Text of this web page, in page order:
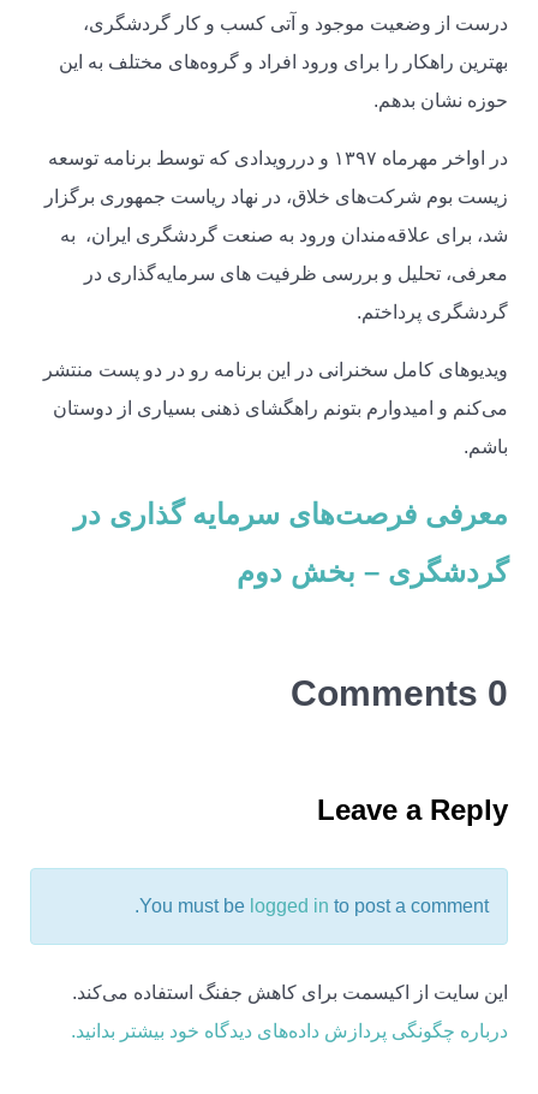
درست از وضعیت موجود و آتی کسب و کار گردشگری،
بهترین راهکار را برای ورود افراد و گروه‌های مختلف به این
حوزه نشان بدهم.
در اواخر مهرماه ۱۳۹۷ و دررویدادی که توسط برنامه توسعه
زیست بوم شرکت‌های خلاق، در نهاد ریاست جمهوری برگزار
شد، برای علاقه‌مندان ورود به صنعت گردشگری ایران، به
معرفی، تحلیل و بررسی ظرفیت های سرمایه‌گذاری در
گردشگری پرداختم.
ویدیو‌های کامل سخنرانی در این برنامه رو در دو پست منتشر
می‌کنم و امیدوارم بتونم راهگشای ذهنی بسیاری از دوستان
باشم.
معرفی فرصت‌های سرمایه گذاری در
گردشگری – بخش دوم
0 Comments
Leave a Reply
You must be logged in to post a comment.
این سایت از اکیسمت برای کاهش جفنگ استفاده می‌کند.
درباره چگونگی پردازش داده‌های دیدگاه خود بیشتر بدانید.